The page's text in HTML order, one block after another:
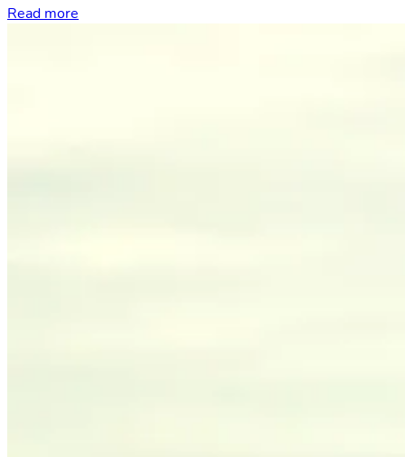
Read more